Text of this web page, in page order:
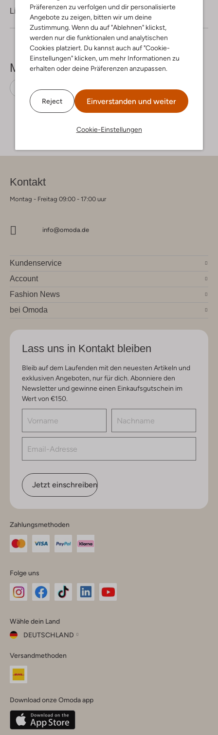
Präferenzen zu verfolgen und dir personalisierte
Angebote zu zeigen, bitten wir um deine
Zustimmung. Wenn du auf "Ablehnen" klickst,
werden nur die funktionalen und analytischen
Cookies platziert. Du kannst auch auf "Cookie-
Einstellungen" klicken, um mehr Informationen zu
erhalten oder deine Präferenzen anzupassen.
Reject Einverstanden und weiter
Cookie-Einstellungen
Lieferung & Rückgabe
Mehr sehen
Badelatschen Woolrich Gummi
Kontakt
Montag - Freitag 09:00 - 17:00 uur
info@omoda.de
Kundenservice
Account
Fashion News
bei Omoda
Lass uns in Kontakt bleiben
Bleib auf dem Laufenden mit den neuesten Artikeln und
exklusiven Angeboten, nur für dich. Abonniere den
Newsletter und gewinne einen Einkaufsgutschein im
Wert von €150.
Jetzt einschreiben
Zahlungsmethoden
Folge uns
Instagram
Facebook
TikTok
Wähle dein Land
DEUTSCHLAND
dein
Land
Belgique(Français)
Deutschland
Versandmethoden
Download onze Omoda app